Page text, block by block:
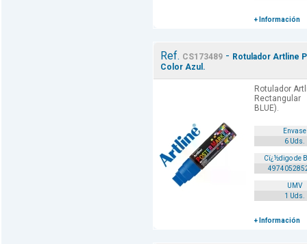
+ Información
Ref. CS173489- Rotulador Artline
Color Azul.
Rotulador
BLUE).
Envase
6 Uds.
Cï¿½digo de
UMV
1 Uds.
+ Información